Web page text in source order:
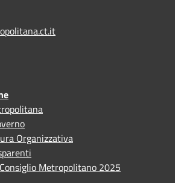
Organizzativa
Metropolitano 2025